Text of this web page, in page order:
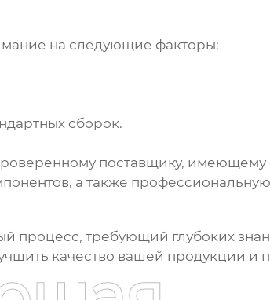
на следующие факторы:
сборок.
поставщику,
а также
процесс, требующий глубоких
качество вашей продукции и